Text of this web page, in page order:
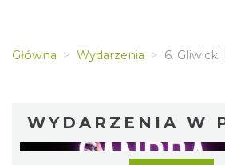
Główna Wydarzenia 6.
WYDARZENIA W